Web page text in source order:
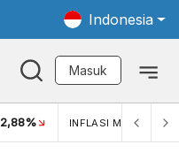
Indonesia
Masuk
2,88% INFLASI MOM (JUL)